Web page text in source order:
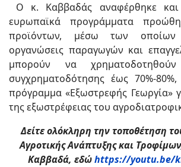
Ο κ. Καββαδάς αναφέρθηκε και
ευρωπαϊκά προγράμματα
προϊόντων, μέσω των οποίων
οργανώσεις παραγωγών και
μπορούν να
συγχρηματοδότησης έως 70%-
πρόγραμμα «Εξωστρεφής Γεωργία»
της εξωστρέφειας του
Δείτε ολόκληρη την τοποθέτηση
Αγροτικής Ανάπτυξης και
Καββαδά, εδώhttps://youtu.be/